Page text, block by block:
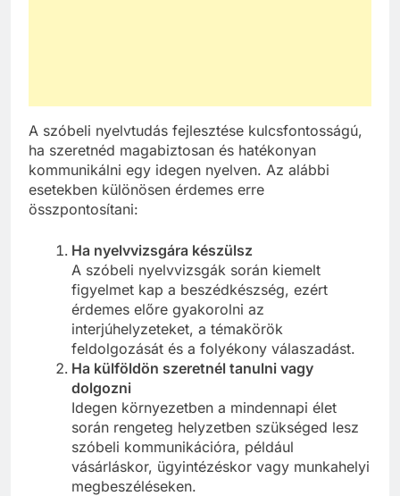
A szóbeli nyelvtudás fejlesztése kulcsfontosságú,
ha szeretnéd magabiztosan és hatékonyan
kommunikálni egy idegen nyelven. Az alábbi
esetekben különösen érdemes erre
összpontosítani:
Ha nyelvvizsgára készülsz
A szóbeli nyelvvizsgák során kiemelt
figyelmet kap a beszédkészség, ezért
érdemes előre gyakorolni az
interjúhelyzeteket, a témakörök
feldolgozását és a folyékony válaszadást.
Ha külföldön szeretnél tanulni vagy
dolgozni
Idegen környezetben a mindennapi élet
során rengeteg helyzetben szükséged lesz
szóbeli kommunikációra, például
vásárláskor, ügyintézéskor vagy munkahelyi
megbeszéléseken.